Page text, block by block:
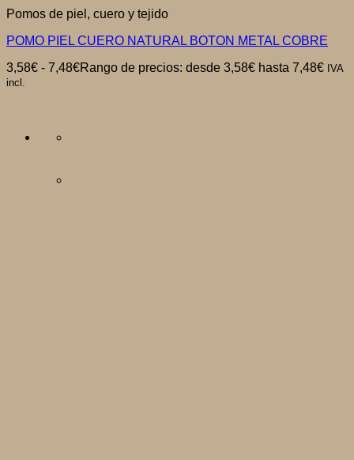
Pomos de piel, cuero y tejido
POMO PIEL CUERO NATURAL BOTON METAL COBRE
3,58€ - 7,48€Rango de precios: desde 3,58€ hasta 7,48€ IVA
incl.